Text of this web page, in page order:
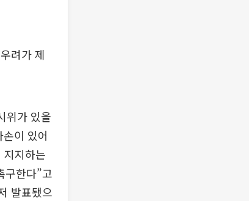
려가 제
위가 있을
이 있어
지지하는
구한다”고
발표됐으